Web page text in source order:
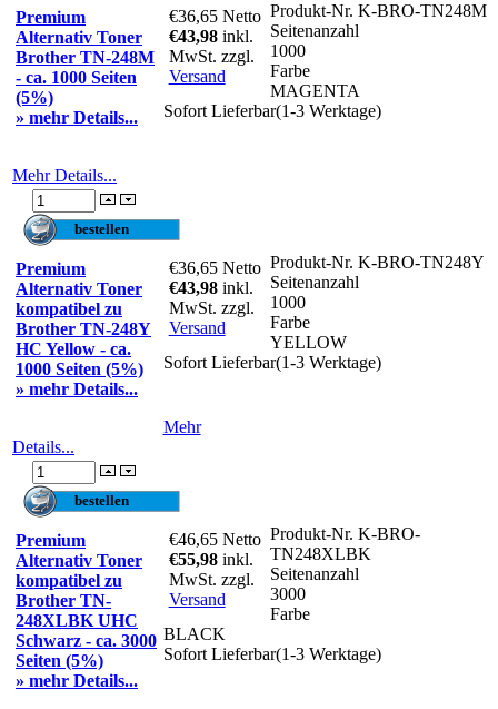
Premium
Alternativ Toner
Brother TN-248M
- ca. 1000 Seiten
(5%)
» mehr Details...
€36,65 Netto
€43,98 inkl.
MwSt. zzgl.
Versand
Produkt-Nr. K-BRO-TN248M
Seitenanzahl
1000
Farbe
MAGENTA
Sofort Lieferbar(1-3 Werktage)
Mehr Details...
Premium
Alternativ Toner
kompatibel zu
Brother TN-248Y
HC Yellow - ca.
1000 Seiten (5%)
» mehr Details...
€36,65 Netto
€43,98 inkl.
MwSt. zzgl.
Versand
Produkt-Nr. K-BRO-TN248Y
Seitenanzahl
1000
Farbe
YELLOW
Sofort Lieferbar(1-3 Werktage)
Mehr
Details...
Premium
Alternativ Toner
kompatibel zu
Brother TN-
248XLBK UHC
Schwarz - ca. 3000
Seiten (5%)
» mehr Details...
€46,65 Netto
€55,98 inkl.
MwSt. zzgl.
Versand
Produkt-Nr. K-BRO-
TN248XLBK
Seitenanzahl
3000
Farbe
BLACK
Sofort Lieferbar(1-3 Werktage)